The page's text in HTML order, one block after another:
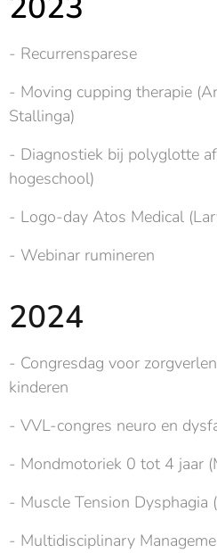
- Recurrensparese
- Moving cupping therapie
Stallinga)
- Diagnostiek bij polyglotte
hogeschool)
- Logo-day Atos Medical
- Webinar rumineren
2024
- Congresdag voor
kinderen
- VVL-congres neuro en
- Mondmotoriek 0 tot 4 jaar
- Muscle Tension Dysphagia
- Multidisciplinary